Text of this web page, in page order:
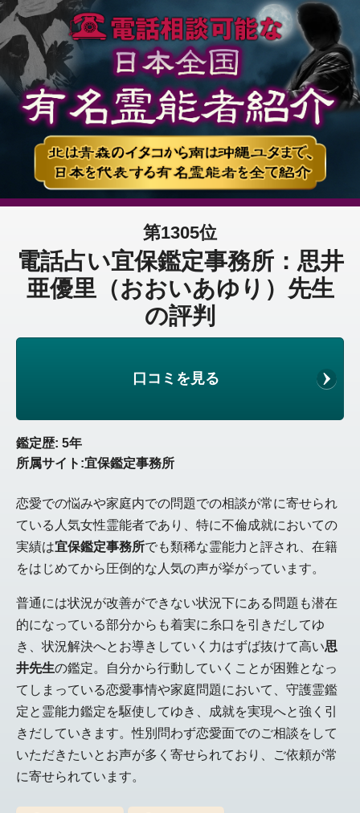
第1305位
電話占い宜保鑑定事務所：思井
亜優里（おおいあゆり）先生
の評判
口コミを見る
鑑定歴: 5年
所属サイト:宜保鑑定事務所
恋愛での悩みや家庭内での問題での相談が常に寄せられ
ている人気女性霊能者であり、特に不倫成就においての
実績は宜保鑑定事務所でも類稀な霊能力と評され、在籍
をはじめてから圧倒的な人気の声が挙がっています。
普通には状況が改善ができない状況下にある問題も潜在
的になっている部分からも着実に糸口を引きだしてゆ
き、状況解決へとお導きしていく力はずば抜けて高い思
井先生の鑑定。自分から行動していくことが困難となっ
てしまっている恋愛事情や家庭問題において、守護霊鑑
定と霊能力鑑定を駆使してゆき、成就を実現へと強く引
きだしていきます。性別問わず恋愛面でのご相談をして
いただきたいとお声が多く寄せられており、ご依頼が常
に寄せられています。